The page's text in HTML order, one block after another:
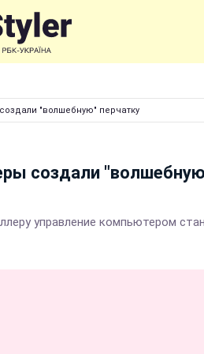
"волшебную" перчатку
создали
управление компьютером